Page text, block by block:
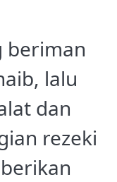
beriman
lalu
dan
rezeki